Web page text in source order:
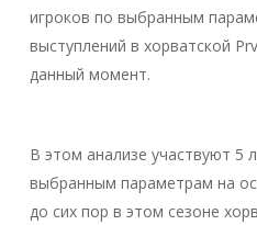
игроков по выбранным
выступлений в хорватской
данный момент.
В этом анализе участвуют 5
выбранным параметрам на
до сих пор в этом сезоне